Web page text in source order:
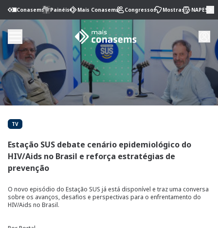
Conasems Painéis Mais Conasems Congressos Mostras NAPES
TV
Estação SUS debate cenário epidemiológico do
HIV/Aids no Brasil e reforça estratégias de
prevenção
O novo episódio do Estação SUS já está disponível e traz uma conversa
sobre os avanços, desafios e perspectivas para o enfrentamento do
HIV/Aids no Brasil.